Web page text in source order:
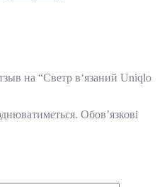
на “Светр в‘язаний Uniqlo
Обов’язкові